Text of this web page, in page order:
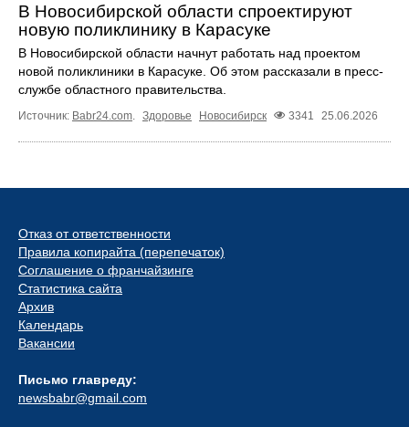
В Новосибирской области спроектируют
новую поликлинику в Карасуке
В Новосибирской области начнут работать над проектом
новой поликлиники в Карасуке. Об этом рассказали в пресс-
службе областного правительства.
Источник: Babr24.com Здоровье Новосибирск 3341 25.06.2026
Отказ от ответственности
Правила копирайта (перепечаток)
Соглашение о франчайзинге
Статистика сайта
Архив
Календарь
Вакансии
Письмо главреду:
newsbabr@gmail.com